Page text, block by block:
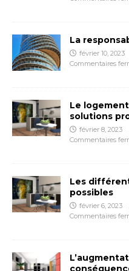
La
février 10, 2023
Commentaires
Le
solutions
février 8, 2023
Commentaires
Les
possibles
février 6, 2023
Commentaires